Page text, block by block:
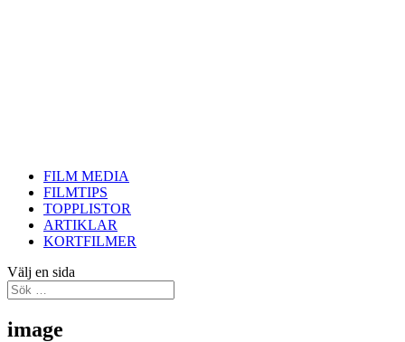
FILM MEDIA
FILMTIPS
TOPPLISTOR
ARTIKLAR
KORTFILMER
Välj en sida
image